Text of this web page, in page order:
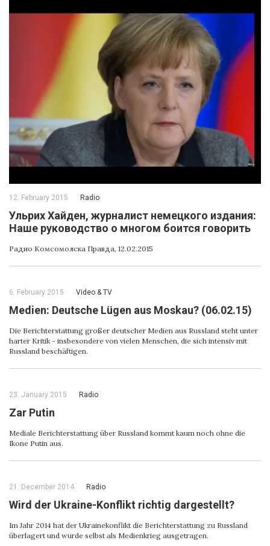
12. February 2015 Radio
Ульрих Хайден, журналист немецкого издания:
Наше руководство о многом боится говорить
Радио Комсомолска Правда, 12.02.2015
6. February 2015 Video & ТV
Medien: Deutsche Lügen aus Moskau? (06.02.15)
Die Berichterstattung großer deutscher Medien aus Russland steht unter
harter Kritik - insbesondere von vielen Menschen, die sich intensiv mit
Russland beschäftigen.
23. January 2015 Radio
Zar Putin
Mediale Berichterstattung über Russland kommt kaum noch ohne die
Ikone Putin aus.
21. December 2014 Radio
Wird der Ukraine-Konflikt richtig dargestellt?
Im Jahr 2014 hat der Ukrainekonflikt die Berichterstattung zu Russland
überlagert und wurde selbst als Medienkrieg ausgetragen.